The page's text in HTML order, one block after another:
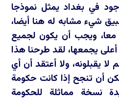
في بغداد يمثل نموذجا
شيء مشابه له هنا أيضا،
ويجب أن يكون لجميع
يجمعها، لقد طرحنا هذا
لا يقبلونه، ولا أعتقد أن أي
أن تنجح إذا كانت حكومة
نسخة مماثلة للحكومة